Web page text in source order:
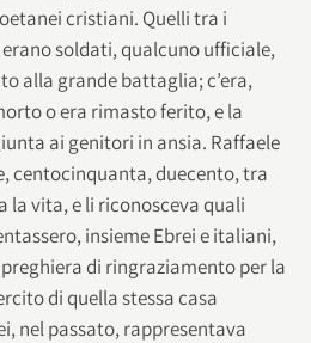
cristiani. Quelli tra i
soldati, qualcuno ufficiale,
alla grande battaglia; c’era,
o era rimasto ferito, e la
ai genitori in ansia. Raffaele
centocinquanta, duecento, tra
vita, e li riconosceva quali
insieme Ebrei e italiani,
di ringraziamento per la
di quella stessa casa
nel passato, rappresentava